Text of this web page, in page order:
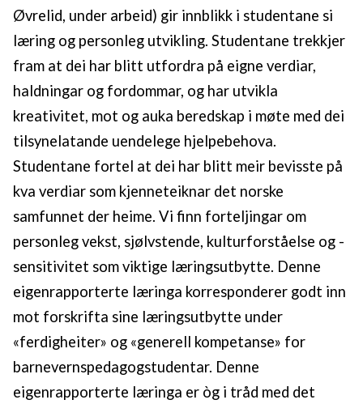
Øvrelid, under arbeid) gir innblikk i studentane si
læring og personleg utvikling. Studentane trekkjer
fram at dei har blitt utfordra på eigne verdiar,
haldningar og fordommar, og har utvikla
kreativitet, mot og auka beredskap i møte med dei
tilsynelatande uendelege hjelpebehova.
Studentane fortel at dei har blitt meir bevisste på
kva verdiar som kjenneteiknar det norske
samfunnet der heime. Vi finn forteljingar om
personleg vekst, sjølvstende, kulturforståelse og -
sensitivitet som viktige læringsutbytte. Denne
eigenrapporterte læringa korresponderer godt inn
mot forskrifta sine læringsutbytte under
«ferdigheiter» og «generell kompetanse» for
barnevernspedagogstudentar. Denne
eigenrapporterte læringa er òg i tråd med det